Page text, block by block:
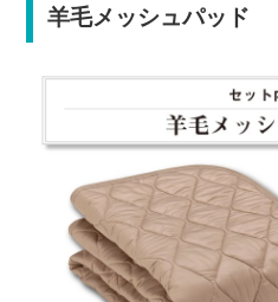
羊毛メッシュパッド